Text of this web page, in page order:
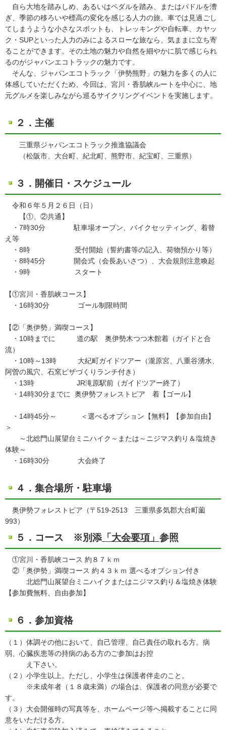
自ら大地を踏みしめ、あるいはペダルを踏み、またはパドルを漕
ぎ、季節の移ろいや標高の変化を感じる人力の旅。車では見過ごし
てしまうような小さなスポットも、トレッキングや自転車、カヤッ
ク・SUPといった人力のみによるスローな旅なら、気ままに立ち寄
ることができます。その土地の魅力や自然を細やかに肌で感じられ
るのがジャパンエコトラックの魅力です。
そんな、ジャパンエコトラック「伊勢熊野」の魅力を多くの人に
体感していただくため、今回は、宮川・香肌峡ルートを中心に、地
元グルメを楽しみながら巡るサイクリングイベントを実施します。
２．主催
三重県ジャパンエコトラック推進協議会
（松阪市、大台町、紀北町、熊野市、紀宝町、三重県）
３．開催日・スケジュール
令和６年５月２６日（日）
【①、②共通】
・7時30分 駐車場オープン、バイクセッティング、着替
え等
・8時 受付開始（誓約書等の記入、荷物預かり等）
・8時45分 開会式（会長あいさつ）、大会規則注意喚起
・9時 スタート
【①宮川・香肌峡コース】
・16時30分 ゴール制限時間
【②「奥伊勢」満喫コース】
・10時までに 道の駅 奥伊勢木つつ木館着（ガイドと合
流）
・10時～13時 大紀町ガイドツアー（瀧原宮、八重谷湧水、
阿曽の風穴、石窯ピザづくりランチ付き）
・13時 JR滝原駅前（ガイドツアー終了）
・14時30分までに 奥伊勢フォレストピア 着【ゴール】
・14時45分～ ＜選べるオプション【無料】【参加自由】
＞
～北総門山展望台ミニハイク～または～ニジマス釣り＆塩焼き
体験～
・16時30分 大会終了
４．集合場所・駐車場
奥伊勢フォレストピア（〒519-2513 三重県多気郡大台町薗
993）
５．コース ※別添 「大会要項」 参照
①宮川・香肌峡コース 約８７ｋｍ
②「奥伊勢」満喫コース 約４３ｋｍ 選べるオプション付き
北総門山展望台ミニハイクまたはニジマス釣り＆塩焼き体験
【参加費無料、自由参加】
６．参加資格
（１）体調その他において、自己管理、自己責任の取れる方。病
弱、心臓疾患等の持病のある方のご参加はお控
え下さい。
（２）小学生以上。ただし、小学生は保護者伴走のこと。
※未成年者（１８歳未満）の場合は、保護者の同意が必要で
す。
（３）大会開催時の写真等を、ホームページ等へ掲載することに同
意をいただける方。